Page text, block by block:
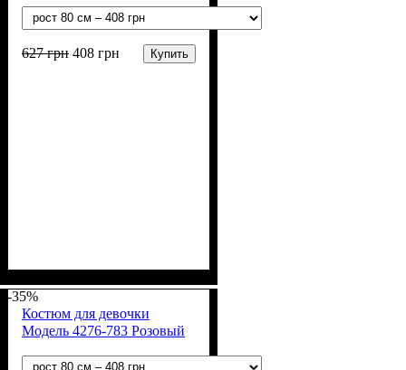
627грн 408 грн Купить
(70% х/б, 30% эластан)
-35%
Костюм для девочки
Модель 4276-783 Розовый